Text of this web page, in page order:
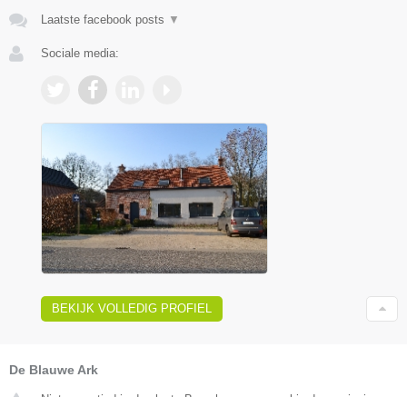
Laatste facebook posts ▼
Sociale media:
BEKIJK VOLLEDIG PROFIEL
De Blauwe Ark